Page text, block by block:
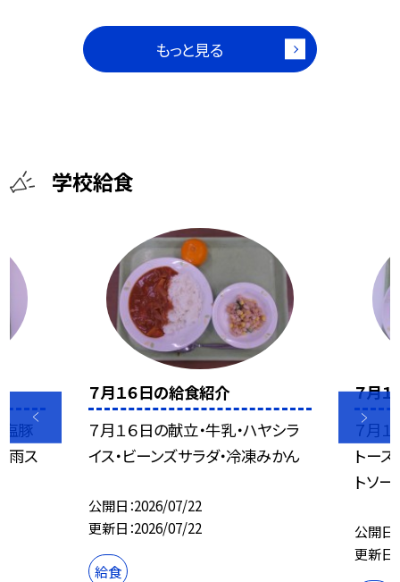
もっと見る
学校給食
塩豚
雨ス
７月１６日の給食紹介
７月１６日の献立・牛乳・ハヤシラ
イス・ビーンズサラダ・冷凍みかん
公開日 2026/07/22
更新日 2026/07/22
給食
７月
７月
トース
トソー
公開日
更新日